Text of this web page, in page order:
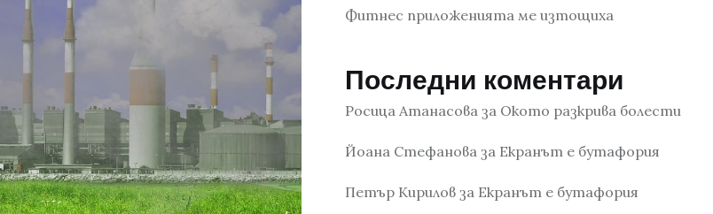
Фитнес приложенията ме изтощиха
Последни коментари
Росица Атанасова за Окото разкрива болести
Йоана Стефанова за Екранът е бутафория
Петър Кирилов за Екранът е бутафория